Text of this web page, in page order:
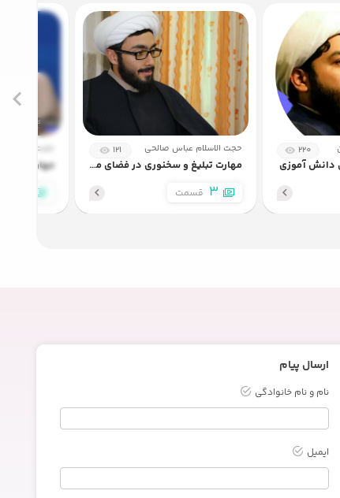
220
دانش آموزی
حجت الاسلام عباس صالحی 121
مهارت تبلیغ و سخنوری در فضای مجازی
3 قسمت
حجت
مهارت های
ارسال پیام
نام و نام خانوادگی
ایمیل